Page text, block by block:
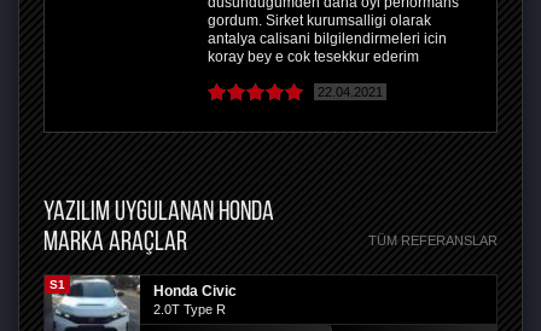
gordum. Sirket kurumsalligi olarak
antalya calisani bilgilendirmeleri icin
koray bey e cok tesekkur ederim
22.04.2021
YAZILIM UYGULANAN HONDA
MARKA ARAÇLAR
TÜM REFERANSLAR
S1 Honda Civic
2.0T Type R